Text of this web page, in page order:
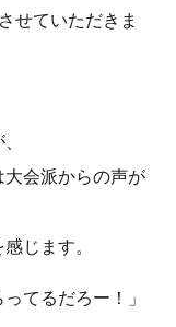
せていただきま
会派からの声が
じます。
てるだろー！」